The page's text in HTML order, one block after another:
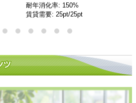
耐年消化率: 150%
賃貸需要: 25pt/25pt